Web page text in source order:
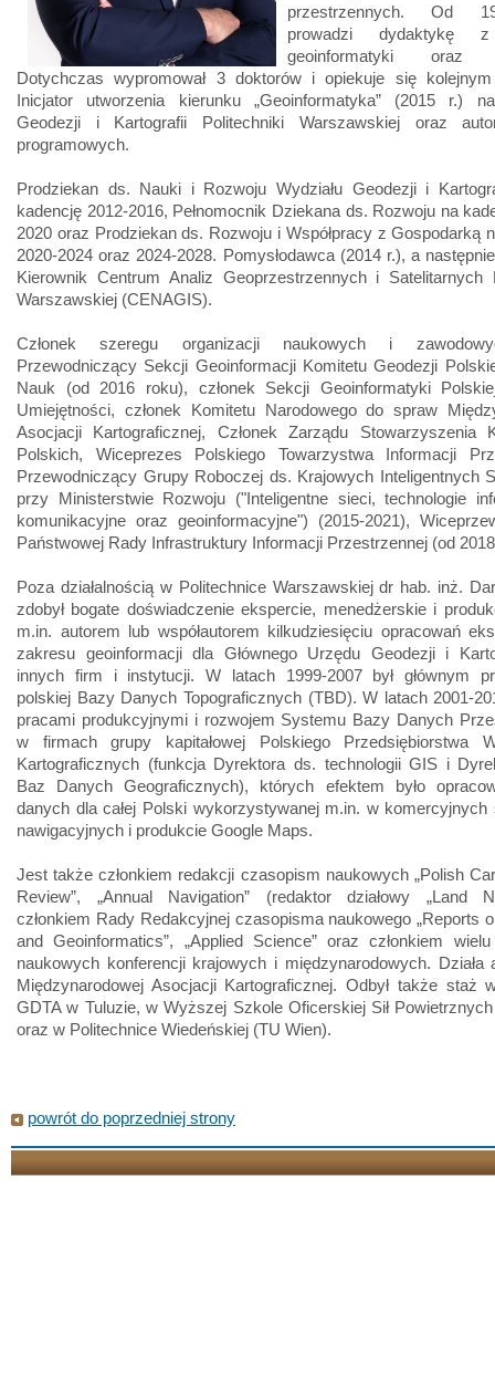
przestrzennych. Od
prowadzi dydaktykę
geoinformatyki oraz
Dotychczas wypromował 3 doktorów i opiekuje się
Inicjator utworzenia kierunku „Geoinformatyka” (2015 r.)
Geodezji i Kartografii Politechniki Warszawskiej oraz
programowych.
Prodziekan ds. Nauki i Rozwoju Wydziału Geodezji i
kadencję 2012-2016, Pełnomocnik Dziekana ds. Rozwoju na
2020 oraz Prodziekan ds. Rozwoju i Współpracy z Gospodarką
2020-2024 oraz 2024-2028. Pomysłodawca (2014 r.), a
Kierownik Centrum Analiz Geoprzestrzennych i Satelitarnych
Warszawskiej (CENAGIS).
Członek szeregu organizacji naukowych i
Przewodniczący Sekcji Geoinformacji Komitetu Geodezji
Nauk (od 2016 roku), członek Sekcji Geoinformatyki
Umiejętności, członek Komitetu Narodowego do spraw
Asocjacji Kartograficznej, Członek Zarządu Stowarzyszenia
Polskich, Wiceprezes Polskiego Towarzystwa Informacji
Przewodniczący Grupy Roboczej ds. Krajowych Inteligentnych
przy Ministerstwie Rozwoju ("Inteligentne sieci, technologie
komunikacyjne oraz geoinformacyjne") (2015-2021),
Państwowej Rady Infrastruktury Informacji Przestrzennej (od
Poza działalnością w Politechnice Warszawskiej dr hab. inż.
zdobył bogate doświadczenie ekspercie, menedżerskie i
m.in. autorem lub współautorem kilkudziesięciu opracowań
zakresu geoinformacji dla Głównego Urzędu Geodezji i
innych firm i instytucji. W latach 1999-2007 był głównym
polskiej Bazy Danych Topograficznych (TBD). W latach 2001-
pracami produkcyjnymi i rozwojem Systemu Bazy Danych
w firmach grupy kapitałowej Polskiego Przedsiębiorstwa
Kartograficznych (funkcja Dyrektora ds. technologii GIS i
Baz Danych Geograficznych), których efektem było
danych dla całej Polski wykorzystywanej m.in. w komercyjnych
nawigacyjnych i produkcie Google Maps.
Jest także członkiem redakcji czasopism naukowych „Polish
Review”, „Annual Navigation” (redaktor działowy „Land
członkiem Rady Redakcyjnej czasopisma naukowego „Reports
and Geoinformatics”, „Applied Science” oraz członkiem
naukowych konferencji krajowych i międzynarodowych. Działa
Międzynarodowej Asocjacji Kartograficznej. Odbył także staż
GDTA w Tuluzie, w Wyższej Szkole Oficerskiej Sił
oraz w Politechnice Wiedeńskiej (TU Wien).
powrót do poprzedniej strony